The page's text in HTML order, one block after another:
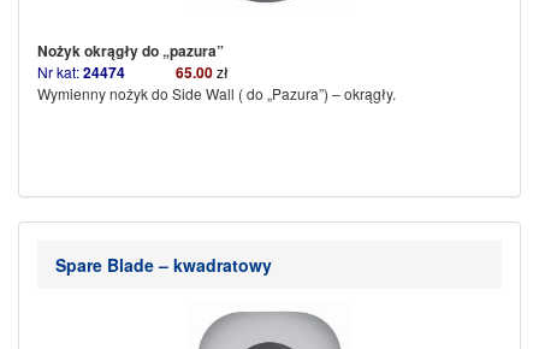
Nożyk okrągły do „pazura”
Nr kat:24474 65.00zł
Wymienny nożyk do Side Wall ( do „Pazura”) – okrągły.
Spare Blade – kwadratowy